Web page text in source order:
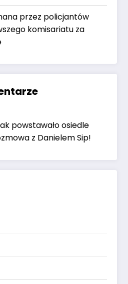
przez policjantów
komisariatu za
powstawało osiedle
z Danielem Sip!